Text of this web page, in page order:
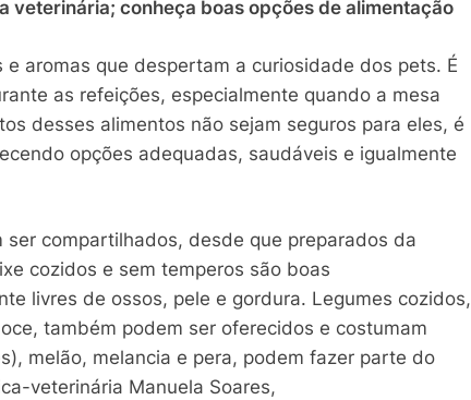
veterinária; conheça boas opções de alimentação
aromas que despertam a curiosidade dos pets. É
as refeições, especialmente quando a mesa
desses alimentos não sejam seguros para eles, é
opções adequadas, saudáveis e igualmente
compartilhados, desde que preparados da
cozidos e sem temperos são boas
livres de ossos, pele e gordura. Legumes cozidos,
também podem ser oferecidos e costumam
melão, melancia e pera, podem fazer parte do
veterinária Manuela Soares,